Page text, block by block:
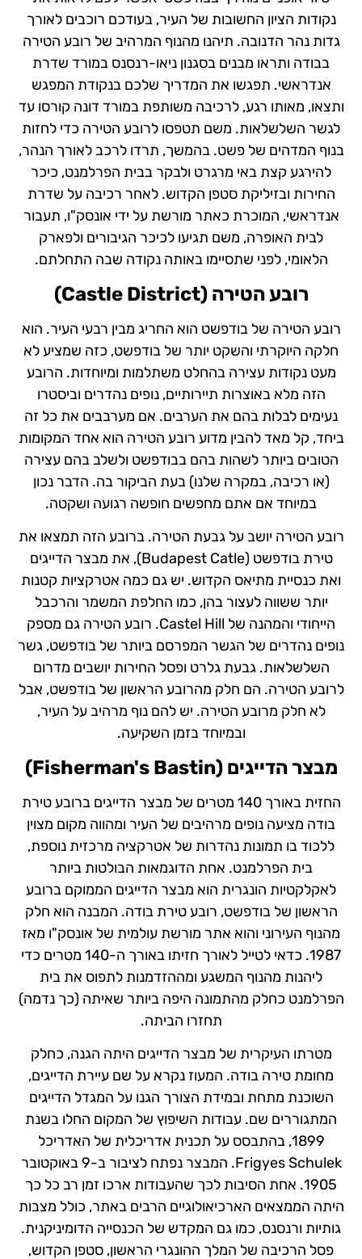
נקודות הציון החשובות של העיר, בעודכם רוכבים לאורך
גדות נהר הדנובה. תיהנו מהנוף המרהיב של רובע הטירה
בבודה ותראו מבנים בסגנון ניאו-רנסנס במורד שדרת
אנדראשי. תפגשו את המדריך שלכם בנקודת המפגש
ותצאו, מאותו רגע, לרכיבה משותפת במורד דונה קורסו עד
לגשר השלשלאות. משם תטפסו לרובע הטירה כדי לחזות
בנוף המדהים של פשט. בהמשך, תרדו לרכב לאורך הנהר,
להירגע קצת באי מרגרט ולבקר בבית הפרלמנט, כיכר
החירות ובזיליקת סטפן הקדוש. לאחר רכיבה על שדרת
אנדראשי, המוכרת כאתר מורשת על ידי אונסק"ו, תעבור
לבית האופרה, משם תגיעו לכיכר הגיבורים ולפארק
הלאומי, לפני שתסיימו באותה נקודה שבה התחלתם.
רובע הטירה (Castle District
)
רובע הטירה של בודפשט הוא החריג מבין רבעי העיר. הוא
חלקה היוקרתי והשקט יותר של בודפשט, כזה שמציע לא
מעט נקודות עצירה בהחלט משתלמות ומיוחדות. הרובע
הזה מלא באוצרות תיירותיים, נופים נהדרים וביסטרו
נעימים לבלות בהם את הערבים. אם מערבבים את כל זה
ביחד, קל מאד להבין מדוע רובע הטירה הוא אחד המקומות
הטובים ביותר לשהות בהם בבודפשט ולשלב בהם עצירה
(או רכיבה, במקרה שלנו) בעת הביקור בה. הדבר נכון
במיוחד אם אתם מחפשים חופשה רגועה ושקטה.
רובע הטירה יושב על גבעת הטירה. ברובע הזה תמצאו את
טירת בודפשט (Budapest Catle), את מבצר הדייגים
ואת כנסיית מתיאס הקדוש. יש גם כמה אטרקציות קטנות
יותר ששווה לעצור בהן, כמו החלפת המשמר והרכבל
הייחודי והמהנה של Castel Hill. רובע הטירה גם מספק
נופים נהדרים של הגשר המפרסם ביותר של בודפשט, גשר
השלשלאות. גבעת גלרט ופסל החירות יושבים מדרום
לרובע הטירה. הם חלק מהרובע הראשון של בודפשט, אבל
לא חלק מרובע הטירה. יש להם נוף מרהיב על העיר,
ובמיוחד בזמן השקיעה.
מבצר הדייגים (Fisherman's Bastin
)
החזית באורך 140 מטרים של מבצר הדייגים ברובע טירת
בודה מציעה נופים מרהיבים של העיר ומהווה מקום מצוין
ללכוד בו תמונות נהדרות של אטרקציה מרכזית נוספת,
בית הפרלמנט. אחת הדוגמאות הבולטות ביותר
לאקלקטיות הונגרית הוא מבצר הדייגים הממוקם ברובע
הראשון של בודפשט, רובע טירת בודה. המבנה הוא חלק
מהנוף העירוני והוא אתר מורשת עולמית של אונסק"ו מאז
1987. כדאי לטייל לאורך חזיתו באורך ה-140 מטרים כדי
ליהנות מהנוף המשגע ומההזדמנות לתפוס את בית
הפרלמנט כחלק מהתמונה היפה ביותר שאיתה (כך נדמה)
תחזרו הביתה.
מטרתו העיקרית של מבצר הדייגים היתה הגנה, כחלק
מחומת טירה בודה. המעוז נקרא על שם עיירת הדייגים,
השוכנת מתחת ובמידת הצורך הגנו על המגדל הדייגים
המתגוררים שם. עבודות השיפוץ של המקום החלו בשנת
1899, בהתבסס על תכנית אדריכלית של האדריכל
Frigyes Schulek. המבצר נפתח לציבור ב-9 באוקטובר
1905. אחת הסיבות לכך שהעבודות ארכו זמן רב כל כך
היתה הממצאים הארכיאולוגיים הרבים באתר, כולל מצבות
גותיות ורנסנס, כמו גם המקדש של הכנסייה הדומיניקנית.
פסל הרכיבה של המלך ההונגרי הראשון, סטפן הקדוש,